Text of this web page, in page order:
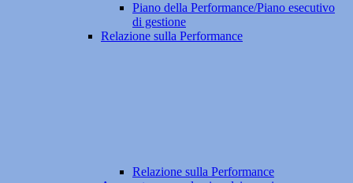
Piano della Performance/Piano esecutivo
di gestione
Relazione sulla Performance
Relazione sulla Performance